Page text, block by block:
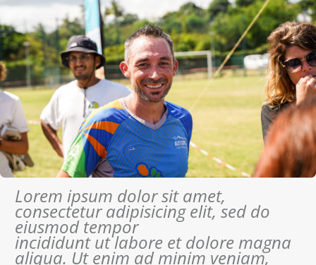
Lorem ipsum dolor sit amet,
consectetur adipisicing elit, sed do
eiusmod tempor
incididunt ut labore et dolore magna
aliqua. Ut enim ad minim veniam,